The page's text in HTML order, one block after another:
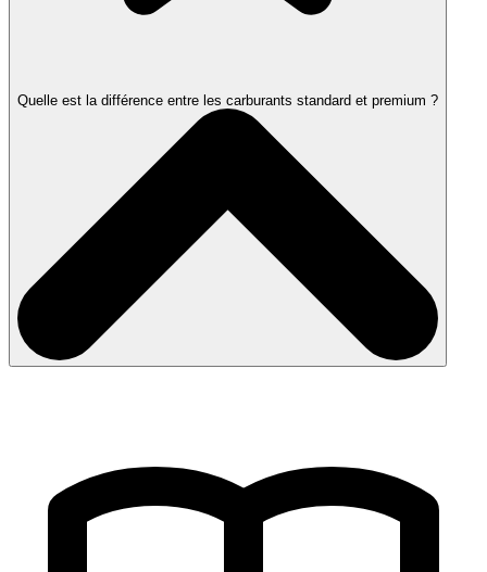
Quelle est la différence entre les carburants standard et premium ?